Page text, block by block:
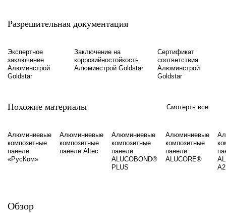
Разрешительная документация
Экспертное
заключение
Алюминстрой
Goldstar
Заключение на
коррозийностойкость
Алюминстрой Goldstar
Сертификат
соответствия
Алюминстрой
Goldstar
Похожие материалы Смотерть все
Алюминиевые
композитные
панели
«РусКом»
Алюминиевые
композитные
панели Altec
Алюминиевые
композитные
панели
ALUCOBOND®
PLUS
Алюминиевые
композитные
панели
ALUCORE®
A2
Обзор